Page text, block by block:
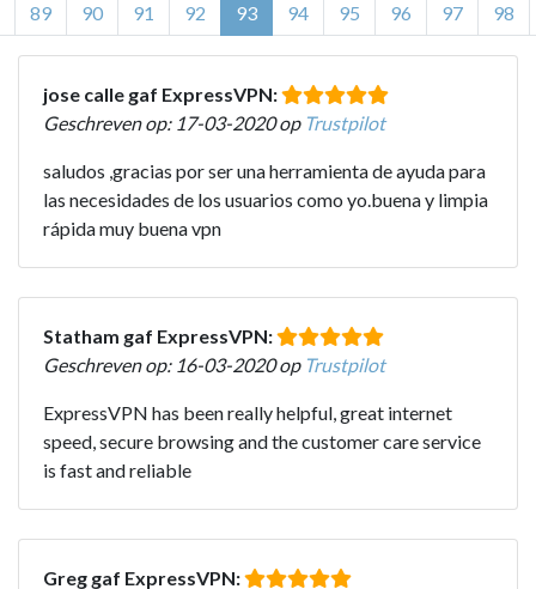
89 90 91 92 93 94 95 96 97 98
jose calle gaf ExpressVPN:
Geschreven op: 17-03-2020 op Trustpilot
saludos ,gracias por ser una herramienta de ayuda para
las necesidades de los usuarios como yo.buena y limpia
rápida muy buena vpn
Statham gaf ExpressVPN:
Geschreven op: 16-03-2020 op Trustpilot
ExpressVPN has been really helpful, great internet
speed, secure browsing and the customer care service
is fast and reliable
Greg gaf ExpressVPN: